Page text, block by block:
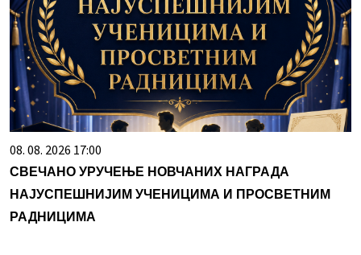
08. 08. 2026 17:00
СВЕЧАНО УРУЧЕЊЕ НОВЧАНИХ НАГРАДА
НАЈУСПЕШНИЈИМ УЧЕНИЦИМА И ПРОСВЕТНИМ
РАДНИЦИМА